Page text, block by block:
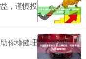
，谨慎投
你稳健理